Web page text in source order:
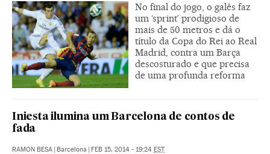
No final do jogo, o galês faz
um ‘sprint’ prodigioso de
mais de 50 metros e dá o
título da Copa do Rei ao Real
Madrid, contra um Barça
descosturado e que precisa
de uma profunda reforma
Iniesta ilumina um Barcelona de contos de
fada
RAMON BESA | Barcelona | FEB 15, 2014 - 19:24 EST